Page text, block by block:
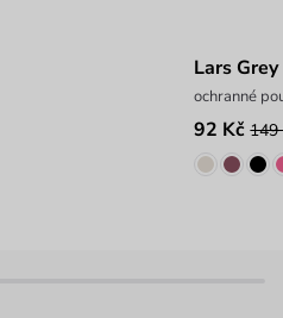
Lars Grey
ochranné
92 Kč 149